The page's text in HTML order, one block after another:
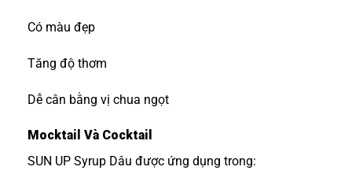
Có màu đẹp
Tăng độ thơm
Dễ cân bằng vị chua ngọt
Mocktail Và Cocktail
SUN UP Syrup Dâu được ứng dụng trong: